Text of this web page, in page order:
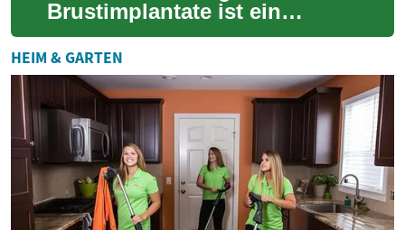
Brustimplantate ist ein
bedeutender Schritt. Dieser
Leitfaden erklärt verständlich
den Ablauf ei...
HEIM & GARTEN